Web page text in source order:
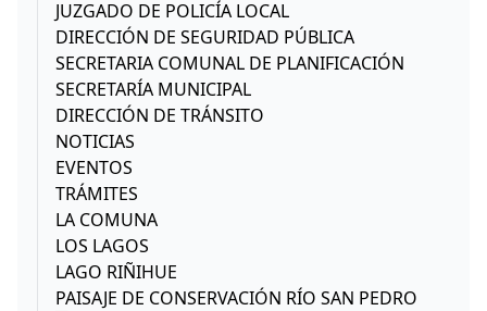
JUZGADO DE POLICÍA LOCAL
DIRECCIÓN DE SEGURIDAD PÚBLICA
SECRETARIA COMUNAL DE PLANIFICACIÓN
SECRETARÍA MUNICIPAL
DIRECCIÓN DE TRÁNSITO
NOTICIAS
EVENTOS
TRÁMITES
LA COMUNA
LOS LAGOS
LAGO RIÑIHUE
PAISAJE DE CONSERVACIÓN RÍO SAN PEDRO